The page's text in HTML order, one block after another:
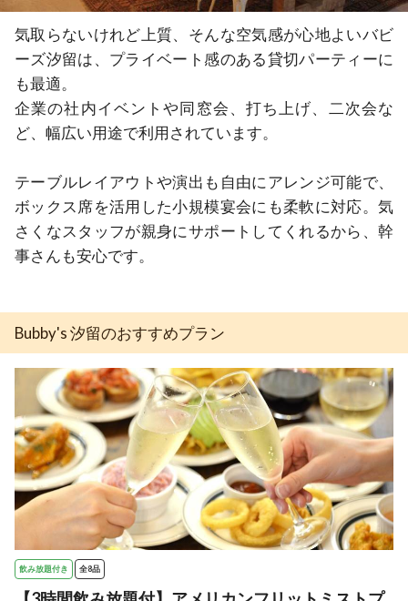
気取らないけれど上質、そんな空気感が心地よいバビ
ーズ汐留は、プライベート感のある貸切パーティーに
も最適。
企業の社内イベントや同窓会、打ち上げ、二次会な
ど、幅広い用途で利用されています。
テーブルレイアウトや演出も自由にアレンジ可能で、
ボックス席を活用した小規模宴会にも柔軟に対応。気
さくなスタッフが親身にサポートしてくれるから、幹
事さんも安心です。
Bubby's 汐留のおすすめプラン
飲み放題付き 全8品